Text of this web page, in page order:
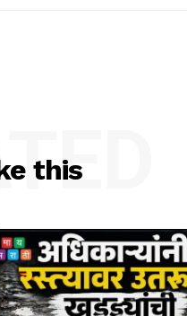
this